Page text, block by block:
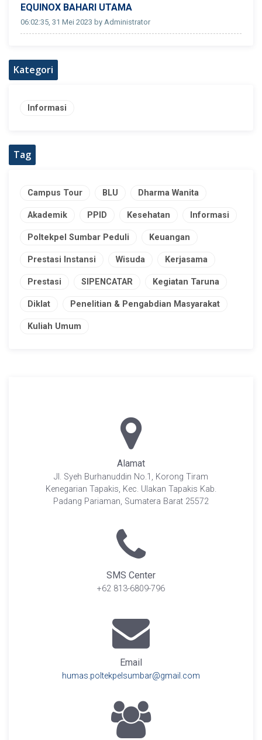
EQUINOX BAHARI UTAMA
06:02:35, 31 Mei 2023 by Administrator
Kategori
Informasi
Tag
Campus Tour BLU Dharma Wanita
Akademik PPID Kesehatan Informasi
Poltekpel Sumbar Peduli Keuangan
Prestasi Instansi Wisuda Kerjasama
Prestasi SIPENCATAR Kegiatan Taruna
Diklat Penelitian & Pengabdian Masyarakat
Kuliah Umum
Alamat
Jl. Syeh Burhanuddin No.1, Korong Tiram
Kenegarian Tapakis, Kec. Ulakan Tapakis Kab.
Padang Pariaman, Sumatera Barat 25572
SMS Center
+62 813-6809-796
Email
humas.poltekpelsumbar@gmail.com